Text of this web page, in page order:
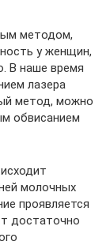
методом,
у женщин,
В наше время
лазера
метод, можно
обвисанием
молочных
проявляется
достаточно